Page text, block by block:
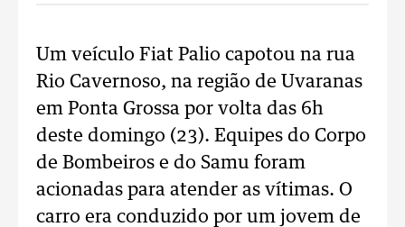
Um veículo Fiat Palio capotou na rua
Rio Cavernoso, na região de Uvaranas
em Ponta Grossa por volta das 6h
deste domingo (23). Equipes do Corpo
de Bombeiros e do Samu foram
acionadas para atender as vítimas. O
carro era conduzido por um jovem de